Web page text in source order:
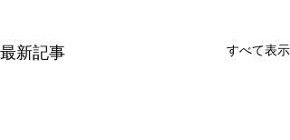
最新記事 すべて表示